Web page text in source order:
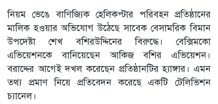
নিয়ম ভেঙে বাণিজ্যিক হেলিকপ্টার পরিবহন প্রতিষ্ঠানের
মালিক হওয়ার অভিযোগ উঠেছে সাবেক বেসামরিক বিমান
উপদেষ্টা শেখ বশিরউদ্দিনের বিরুদ্ধে। বেক্সিমকো
এভিয়েশনকে বানিয়েছেন আকিজ বশির এভিয়েশন।
বরাদ্দের আগেই দখল করেছেন প্রতিষ্ঠানটির হ্যাঙ্গার। এমন
তথ্য প্রমাণ নিয়ে প্রতিবেদন করেছে একটি টেলিভিশন
চ্যানেল।